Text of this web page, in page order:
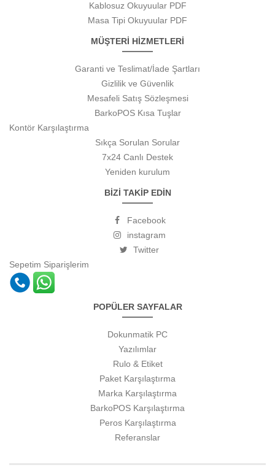
Kablosuz Okuyuular PDF
Masa Tipi Okuyuular PDF
MÜŞTERİ HİZMETLERİ
Garanti ve Teslimat/İade Şartları
Gizlilik ve Güvenlik
Mesafeli Satış Sözleşmesi
BarkoPOS Kısa Tuşlar
Kontör Karşılaştırma
Sıkça Sorulan Sorular
7x24 Canlı Destek
Yeniden kurulum
BİZİ TAKİP EDİN
Facebook
instagram
Twitter
Sepetim Siparişlerim
POPÜLER SAYFALAR
Dokunmatik PC
Yazılımlar
Rulo & Etiket
Paket Karşılaştırma
Marka Karşılaştırma
BarkoPOS Karşılaştırma
Peros Karşılaştırma
Referanslar